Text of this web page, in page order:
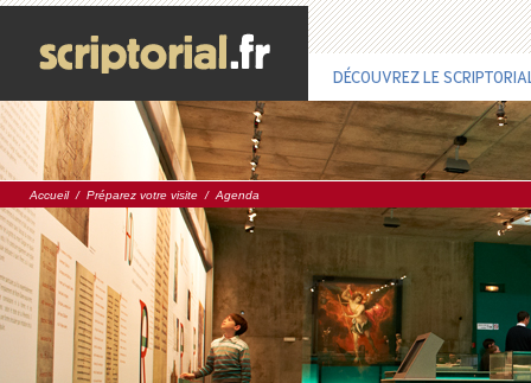
DÉCOUVREZ LE
Accueil/ Préparez votre visite / Agenda